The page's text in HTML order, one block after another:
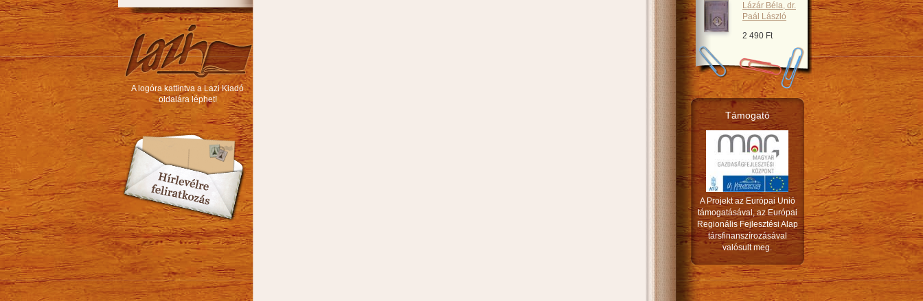
A logóra kattintva a Lazi Kiadó
oldalára léphet!
Lázár Béla, dr.
Paál László
2 490 Ft
Támogató
A Projekt az Európai Unió
támogatásával, az Európai
Regionális Fejlesztési Alap
társfinanszírozásával
valósult meg.